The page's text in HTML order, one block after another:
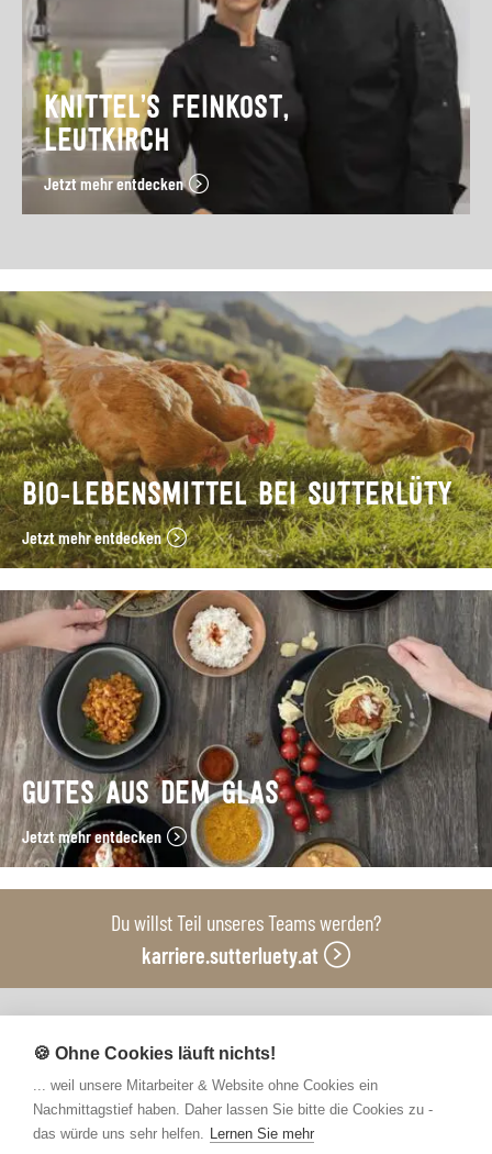
KNITTEL’S FEINKOST,
LEUTKIRCH
Jetzt mehr entdecken
BIO-LEBENSMITTEL BEI SUTTERLÜTY
Jetzt mehr entdecken
GUTES AUS DEM GLAS
Jetzt mehr entdecken
Du willst Teil unseres Teams werden?
karriere.sutterluety.at
Unsere Produktionsbetriebe
🍪 Ohne Cookies läuft nichts!
... weil unsere Mitarbeiter & Website ohne Cookies ein
Nachmittagstief haben. Daher lassen Sie bitte die Cookies zu -
das würde uns sehr helfen. Lernen Sie mehr